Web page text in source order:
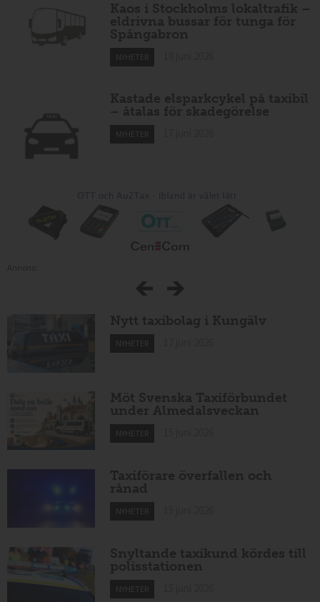
Kaos i Stockholms lokaltrafik –
eldrivna bussar för tunga för
Spångabron
NYHETER
Kastade elsparkcykel på taxibil
– åtalas för skadegörelse
NYHETER
Nytt taxibolag i Kungälv
NYHETER
Möt Svenska Taxiförbundet
under Almedalsveckan
NYHETER
Taxiförare överfallen och
rånad
NYHETER
Snyltande taxikund kördes till
polisstationen
NYHETER